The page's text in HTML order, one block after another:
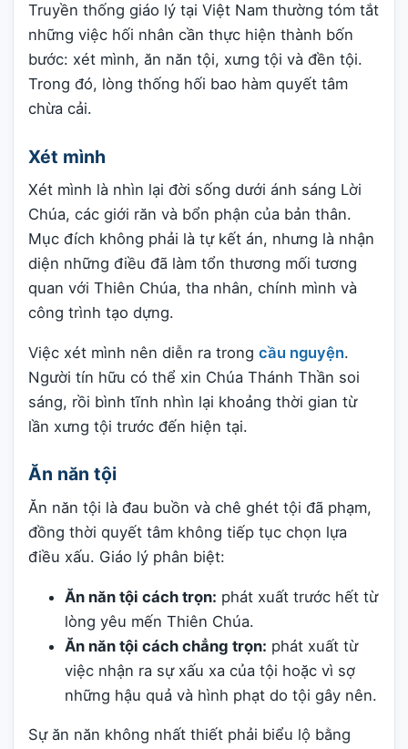
Truyền thống giáo lý tại Việt Nam thường tóm tắt
những việc hối nhân cần thực hiện thành bốn
bước: xét mình, ăn năn tội, xưng tội và đền tội.
Trong đó, lòng thống hối bao hàm quyết tâm
chừa cải.
Xét mình
Xét mình là nhìn lại đời sống dưới ánh sáng Lời
Chúa, các giới răn và bổn phận của bản thân.
Mục đích không phải là tự kết án, nhưng là nhận
diện những điều đã làm tổn thương mối tương
quan với Thiên Chúa, tha nhân, chính mình và
công trình tạo dựng.
Việc xét mình nên diễn ra trong cầu nguyện.
Người tín hữu có thể xin Chúa Thánh Thần soi
sáng, rồi bình tĩnh nhìn lại khoảng thời gian từ
lần xưng tội trước đến hiện tại.
Ăn năn tội
Ăn năn tội là đau buồn và chê ghét tội đã phạm,
đồng thời quyết tâm không tiếp tục chọn lựa
điều xấu. Giáo lý phân biệt:
Ăn năn tội cách trọn: phát xuất trước hết từ
lòng yêu mến Thiên Chúa.
Ăn năn tội cách chẳng trọn: phát xuất từ
việc nhận ra sự xấu xa của tội hoặc vì sợ
những hậu quả và hình phạt do tội gây nên.
Sự ăn năn không nhất thiết phải biểu lộ bằng